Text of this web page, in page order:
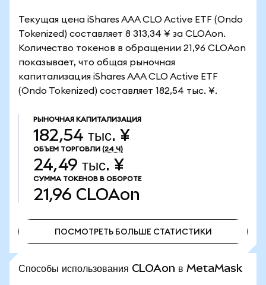
Текущая цена iShares AAA CLO Active ETF (Ondo
Tokenized) составляет 8 313,34 ¥ за CLOAon.
Количество токенов в обращении 21,96 CLOAon
показывает, что общая рыночная
капитализация iShares AAA CLO Active ETF
(Ondo Tokenized) составляет 182,54 тыс. ¥.
РЫНОЧНАЯ КАПИТАЛИЗАЦИЯ
182,54 тыс. ¥
ОБЪЕМ ТОРГОВЛИ (24 Ч)
24,49 тыс. ¥
СУММА ТОКЕНОВ В ОБОРОТЕ
21,96 CLOAon
ПОСМОТРЕТЬ БОЛЬШЕ СТАТИСТИКИ
Способы использования CLOAon в MetaMask